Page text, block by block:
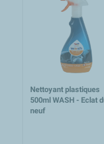
Nettoyant plastiques
500ml WASH - Eclat
neuf